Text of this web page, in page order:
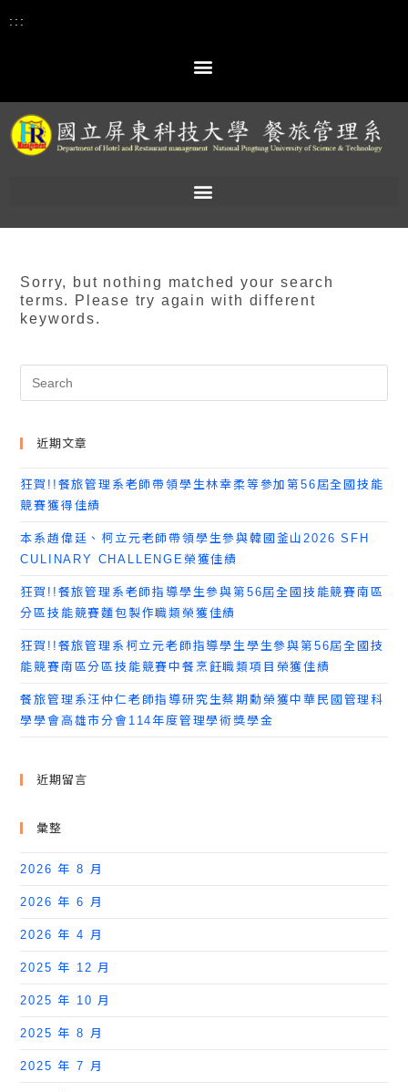
:::
Sorry, but nothing matched your search
terms. Please try again with different
keywords.
近期文章
狂賀!!餐旅管理系老師帶領學生林幸柔等參加第56屆全國技能
競賽獲得佳績
本系趙偉廷、柯立元老師帶領學生參與韓國釜山2026 SFH
CULINARY CHALLENGE榮獲佳績
狂賀!!餐旅管理系老師指導學生參與第56屆全國技能競賽南區
分區技能競賽麵包製作職類榮獲佳績
狂賀!!餐旅管理系柯立元老師指導學生學生參與第56屆全國技
能競賽南區分區技能競賽中餐烹飪職類項目榮獲佳績
餐旅管理系汪仲仁老師指導研究生蔡期勳榮獲中華民國管理科
學學會高雄市分會114年度管理學術獎學金
近期留言
彙整
2026 年 8 月
2026 年 6 月
2026 年 4 月
2025 年 12 月
2025 年 10 月
2025 年 8 月
2025 年 7 月